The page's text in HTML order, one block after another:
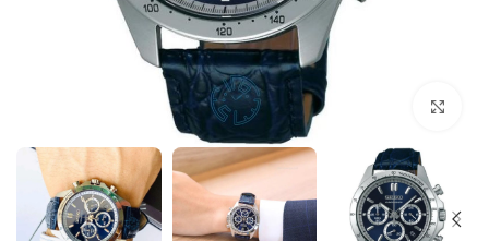
بزرگنمایی تصویر